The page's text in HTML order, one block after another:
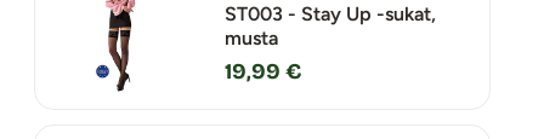
ST003 - Stay Up -sukat,
musta
19,99 €